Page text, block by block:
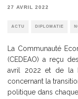
27 AVRIL 2022
ACTU DIPLOMATIE
La Communauté
(CEDEAO) a reçu
avril 2022 et de la
concernant la
politique dans